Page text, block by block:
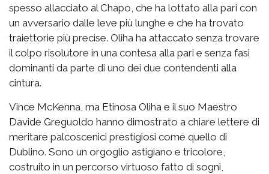
spesso allacciato al Chapo, che ha lottato alla pari con
un avversario dalle leve più lunghe e che ha trovato
traiettorie più precise. Oliha ha attaccato senza trovare
il colpo risolutore in una contesa alla pari e senza fasi
dominanti da parte di uno dei due contendenti alla
cintura.
Vince McKenna, ma Etinosa Oliha e il suo Maestro
Davide Greguoldo hanno dimostrato a chiare lettere di
meritare palcoscenici prestigiosi come quello di
Dublino. Sono un orgoglio astigiano e tricolore,
costruito in un percorso virtuoso fatto di sogni,